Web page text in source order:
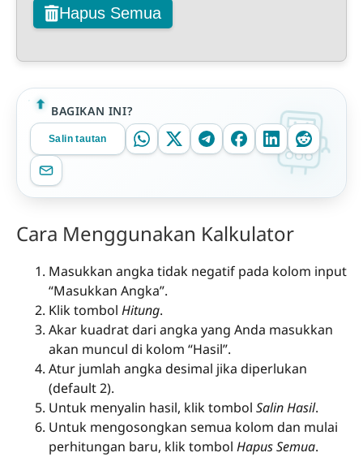
Hapus Semua
BAGIKAN INI?
Salin tautan
Cara Menggunakan Kalkulator
Masukkan angka tidak negatif pada kolom input
“Masukkan Angka”.
Klik tombol Hitung.
Akar kuadrat dari angka yang Anda masukkan
akan muncul di kolom “Hasil”.
Atur jumlah angka desimal jika diperlukan
(default 2).
Untuk menyalin hasil, klik tombol Salin Hasil.
Untuk mengosongkan semua kolom dan mulai
perhitungan baru, klik tombol Hapus Semua.